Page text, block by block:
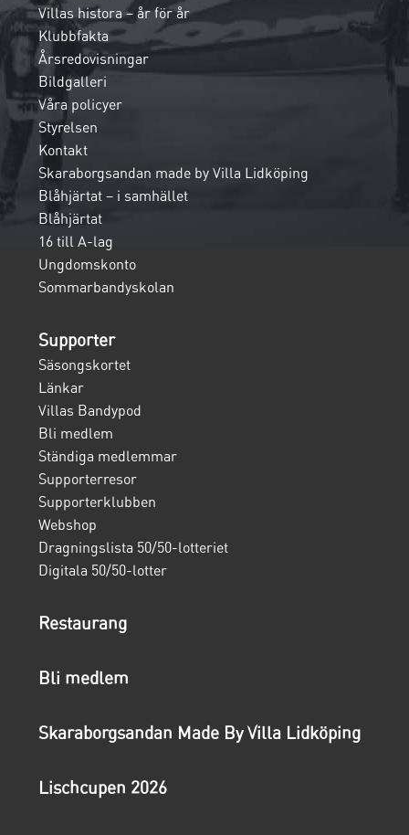
Villas histora – år för år
Klubbfakta
Årsredovisningar
Bildgalleri
Våra policyer
Styrelsen
Kontakt
Skaraborgsandan made by Villa Lidköping
Blåhjärtat – i samhället
Blåhjärtat
16 till A-lag
Ungdomskonto
Sommarbandyskolan
Supporter
Säsongskortet
Länkar
Villas Bandypod
Bli medlem
Ständiga medlemmar
Supporterresor
Supporterklubben
Webshop
Dragningslista 50/50-lotteriet
Digitala 50/50-lotter
Restaurang
Bli medlem
Skaraborgsandan Made By Villa Lidköping
Lischcupen 2026